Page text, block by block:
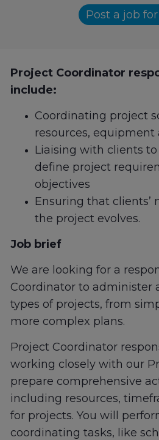
Post a job
Project Coordinator
include:
Coordinating project
resources,
Liaising with clients
define project
objectives
Ensuring that clients’
the project evolves.
Job brief
We are looking for a
Coordinator to administer
types of projects, from
more complex plans.
Project Coordinator
working closely with our
prepare comprehensive
including resources,
for projects. You will
coordinating tasks, like